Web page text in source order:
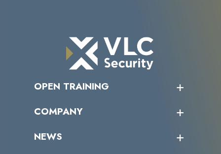
OPEN TRAINING
受講者の声
COMPANY
トップメッセージ
NEWS